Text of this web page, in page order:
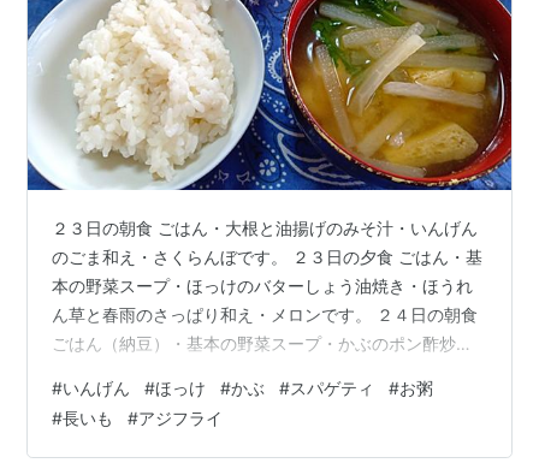
２３日の朝食 ごはん・大根と油揚げのみそ汁・いんげん
のごま和え・さくらんぼです。 ２３日の夕食 ごはん・基
本の野菜スープ・ほっけのバターしょう油焼き・ほうれ
ん草と春雨のさっぱり和え・メロンです。 ２４日の朝食
ごはん（納豆）・基本の野菜スープ・かぶのポン酢炒
です。 ２４日の夕食 鶏ささみとレタスの塩麹お粥・基本
の野菜スープ・いかと里芋の煮物・長いものゆずみそ炒
#いんげん #ほっけ #かぶ #スパゲティ #お粥
#長いも #アジフライ